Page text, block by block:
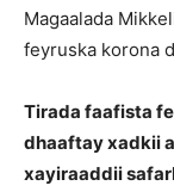
Magaalada
feyruska korona
Tirada faafista
dhaaftay xadkii
xayiraaddii